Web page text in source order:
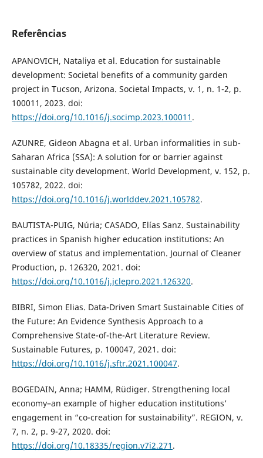
Referências
APANOVICH, Nataliya et al. Education for sustainable
development: Societal benefits of a community garden
project in Tucson, Arizona. Societal Impacts, v. 1, n. 1-2, p.
100011, 2023. doi:
https://doi.org/10.1016/j.socimp.2023.100011 .
AZUNRE, Gideon Abagna et al. Urban informalities in sub-
Saharan Africa (SSA): A solution for or barrier against
sustainable city development. World Development, v. 152, p.
105782, 2022. doi:
https://doi.org/10.1016/j.worlddev.2021.105782.
BAUTISTA-PUIG, Núria; CASADO, Elías Sanz. Sustainability
practices in Spanish higher education institutions: An
overview of status and implementation. Journal of Cleaner
Production, p. 126320, 2021. doi:
https://doi.org/10.1016/j.jclepro.2021.126320.
BIBRI, Simon Elias. Data-Driven Smart Sustainable Cities of
the Future: An Evidence Synthesis Approach to a
Comprehensive State-of-the-Art Literature Review.
Sustainable Futures, p. 100047, 2021. doi:
https://doi.org/10.1016/j.sftr.2021.100047.
BOGEDAIN, Anna; HAMM, Rüdiger. Strengthening local
economy–an example of higher education institutions’
engagement in “co-creation for sustainability”. REGION, v.
7, n. 2, p. 9-27, 2020. doi:
https://doi.org/10.18335/region.v7i2.271 .